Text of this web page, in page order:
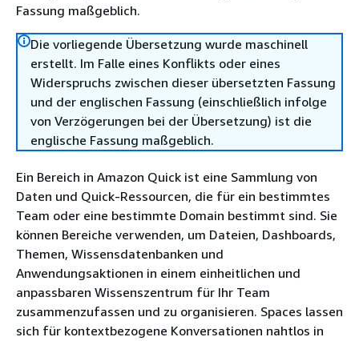
Fassung maßgeblich.
Die vorliegende Übersetzung wurde maschinell
erstellt. Im Falle eines Konflikts oder eines
Widerspruchs zwischen dieser übersetzten Fassung
und der englischen Fassung (einschließlich infolge
von Verzögerungen bei der Übersetzung) ist die
englische Fassung maßgeblich.
Ein Bereich in Amazon Quick ist eine Sammlung von
Daten und Quick-Ressourcen, die für ein bestimmtes
Team oder eine bestimmte Domain bestimmt sind. Sie
können Bereiche verwenden, um Dateien, Dashboards,
Themen, Wissensdatenbanken und
Anwendungsaktionen in einem einheitlichen und
anpassbaren Wissenszentrum für Ihr Team
zusammenzufassen und zu organisieren. Spaces lassen
sich für kontextbezogene Konversationen nahtlos in